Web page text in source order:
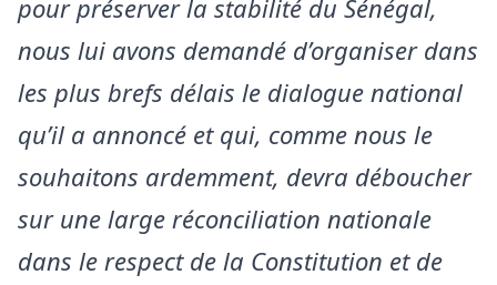
pour préserver la stabilité du Sénégal,
nous lui avons demandé d’organiser dans
les plus brefs délais le dialogue national
qu’il a annoncé et qui, comme nous le
souhaitons ardemment, devra déboucher
sur une large réconciliation nationale
dans le respect de la Constitution et de